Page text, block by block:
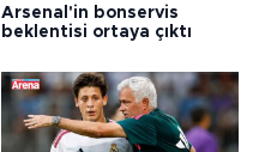
Arsenal'in bonservis
beklentisi ortaya çıktı